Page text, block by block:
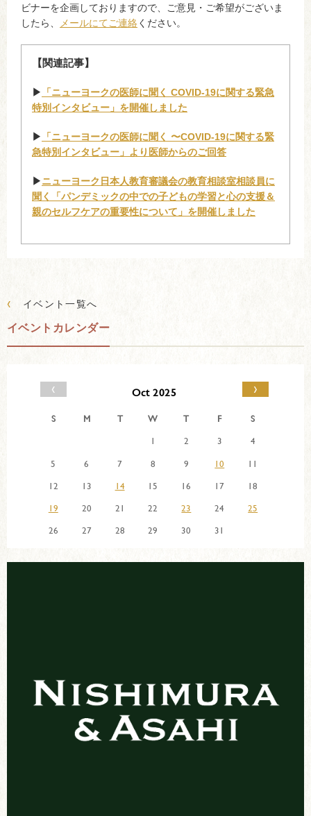
ビナーを企画しておりますので、ご意見・ご希望がございま
したら、
メールにてご連絡ください。
【関連記事】
▶︎
「ニューヨークの医師に聞く COVID-19に関する緊急
特別インタビュー」を開催しました
▶︎
「ニューヨークの医師に聞く 〜COVID-19に関する緊
急特別インタビュー」より医師からのご回答
▶︎ニューヨーク日本人教育審議会の教育相談室相談員に
聞く「パンデミックの中での子どもの学習と心の支援＆
親のセルフケアの重要性について」を開催しました
‹ イベント一覧へ
イベントカレンダー
‹ Oct 2025 ›
S M T W T F
S
1
2 3
4
5
6 7 8 9 10
11
12
13 14 15 16 17
18
19
20 21 22 23 24
25
26
27 28 29 30 31